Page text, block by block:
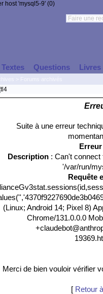
host 'mysql5-9' (0)
Textes Questions Livres
Suite à une erreur
Description: Can't connect
'/var/run/
Requête
(Linux; Android 14; Pixel 8)
Chrome/131.0.0.0
Merci de bien vouloir vérifier
[ Retour